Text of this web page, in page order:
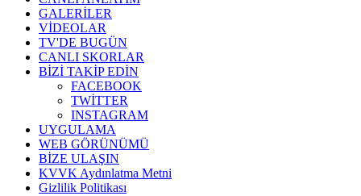
GALERİLER
VİDEOLAR
TV'DE BUGÜN
CANLI SKORLAR
BİZİ TAKİP EDİN
FACEBOOK
TWİTTER
INSTAGRAM
UYGULAMA
WEB GÖRÜNÜMÜ
BİZE ULAŞIN
KVVK Aydınlatma Metni
Gizlilik Politikası